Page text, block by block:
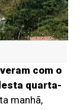
com o
quarta-
manhã,